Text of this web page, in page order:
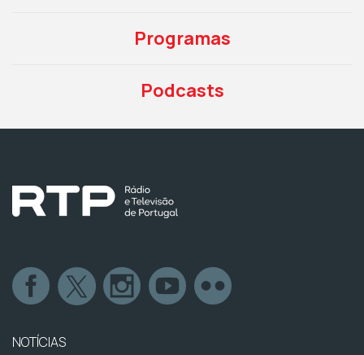
Programas
Podcasts
NOTÍCIAS